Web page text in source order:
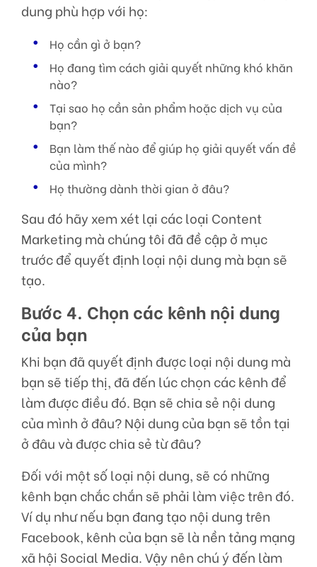
dung phù hợp với họ:
Họ cần gì ở bạn?
Họ đang tìm cách giải quyết những khó khăn
nào?
Tại sao họ cần sản phẩm hoặc dịch vụ của
bạn?
Bạn làm thế nào để giúp họ giải quyết vấn đề
của mình?
Họ thường dành thời gian ở đâu?
Sau đó hãy xem xét lại các loại Content
Marketing mà chúng tôi đã đề cập ở mục
trước để quyết định loại nội dung mà bạn sẽ
tạo.
Bước 4. Chọn các kênh nội dung
của bạn
Khi bạn đã quyết định được loại nội dung mà
bạn sẽ tiếp thị, đã đến lúc chọn các kênh để
làm được điều đó. Bạn sẽ chia sẻ nội dung
của mình ở đâu? Nội dung của bạn sẽ tồn tại
ở đâu và được chia sẻ từ đâu?
Đối với một số loại nội dung, sẽ có những
kênh bạn chắc chắn sẽ phải làm việc trên đó.
Ví dụ như nếu bạn đang tạo nội dung trên
Facebook, kênh của bạn sẽ là nền tảng mạng
xã hội Social Media. Vậy nên chú ý đến làm